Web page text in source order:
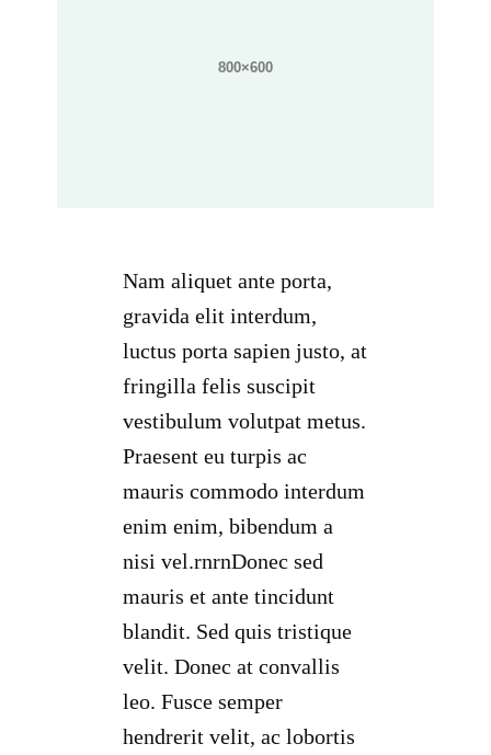
Nam aliquet ante porta,
gravida elit interdum,
luctus porta sapien justo, at
fringilla felis suscipit
vestibulum volutpat metus.
Praesent eu turpis ac
mauris commodo interdum
enim enim, bibendum a
nisi vel.rnrnDonec sed
mauris et ante tincidunt
blandit. Sed quis tristique
velit. Donec at convallis
leo. Fusce semper
hendrerit velit, ac lobortis